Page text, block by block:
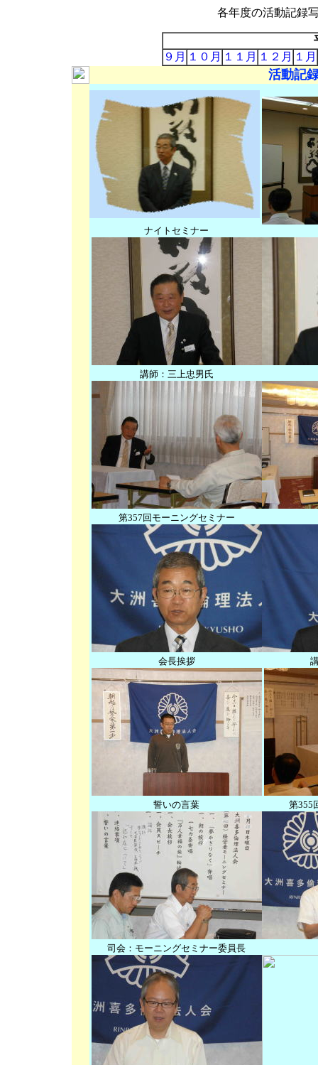
各年度の活動記録
９月 １０月 １１月 １２月 １月
活動記
ナイトセミナー
講師：三上忠男氏
第357回モーニングセミナー
会長挨拶
誓いの言葉 第355
司会：モーニングセミナー委員長